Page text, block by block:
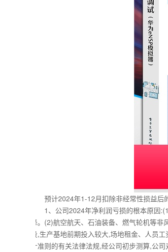
预计2024年1-12月扣除非经常性损益后
1、公司2024年净利润亏损的根本原因
降。(2)航空航天、石油装备、燃气轮机等
段,生产基地前期投入较大,场地租金、人员
计准则的有关法律法规,经公司初步测算,公